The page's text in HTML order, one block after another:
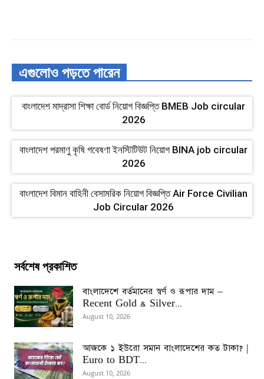
এগুলোও পড়তে পারেন
বাংলাদেশ মাদ্রাসা শিক্ষা বোর্ড নিয়োগ বিজ্ঞপ্তি BMEB Job circular
2026
বাংলাদেশ পরমাণু কৃষি গবেষণা ইনস্টিটিউট নিয়োগ BINA job circular
2026
বাংলাদেশ বিমান বাহিনী বেসামরিক নিয়োগ বিজ্ঞপ্তি Air Force Civilian
Job Circular 2026
সর্বশেষ প্রকাশিত
বাংলাদেশে বর্তমানের স্বর্ণ ও রূপার দাম –
Recent Gold & Silver...
August 10, 2026
আজকে ১ ইউরো সমান বাংলাদেশের কত টাকা? |
Euro to BDT...
August 10, 2026